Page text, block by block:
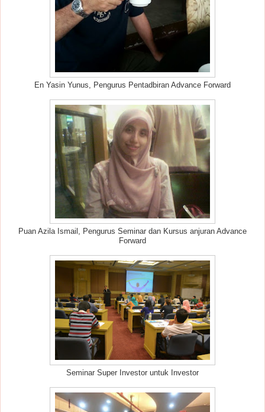
En Yasin Yunus, Pengurus Pentadbiran Advance Forward
Puan Azila Ismail, Pengurus Seminar dan Kursus anjuran Advance
Forward
Seminar Super Investor untuk Investor